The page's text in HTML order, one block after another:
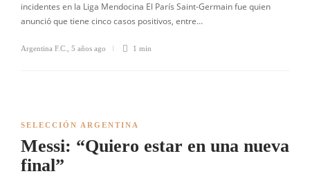
incidentes en la Liga Mendocina El París Saint-Germain fue quien
anunció que tiene cinco casos positivos, entre…
Argentina F.C. 5 años ago 1 min
SELECCIÓN ARGENTINA
Messi: “Quiero estar en una nueva
final”